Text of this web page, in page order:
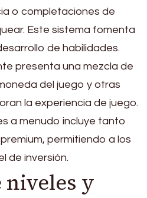
o completaciones de
Este sistema fomenta
de habilidades.
presenta una mezcla de
del juego y otras
la experiencia de juego.
a menudo incluye tanto
permitiendo a los
de inversión.
niveles y